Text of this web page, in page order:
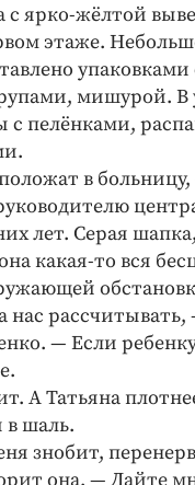
с ярко-­жёлтой
этаже.
упаковками
мишурой. В
с пелёнками,
в
лет. Серая
какая-­то вся
рассчитывать,
— ​Если
А Татьяна
в шаль.
знобит,
она. — ​Дайте